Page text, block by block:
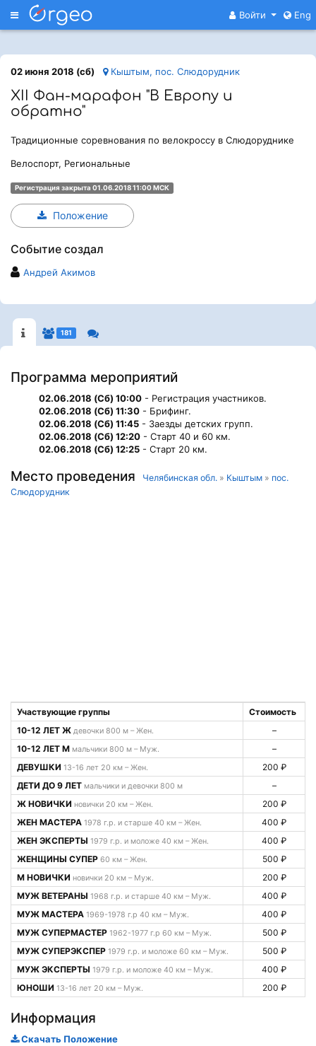
Меню Войти Eng
02 июня 2018 (сб) Кыштым, пос. Слюдорудник
XII Фан-марафон "В Европу и
обратно"
Традиционные соревнования по велокроссу в Слюдоруднике
Велоспорт, Региональные
Регистрация закрыта 01.06.2018 11:00 МСК
Положение
Событие создал
Андрей Акимов
181
Программа мероприятий
02.06.2018 (Сб) 10:00 - Регистрация участников.
02.06.2018 (Сб) 11:30 - Брифинг.
02.06.2018 (Сб) 11:45 - Заезды детских групп.
02.06.2018 (Сб) 12:20 - Старт 40 и 60 км.
02.06.2018 (Сб) 12:25 - Старт 20 км.
Место проведения Челябинская обл. » Кыштым » пос.
Слюдорудник
Участвующие группы
Стоимость
10-12 ЛЕТ Ж девочки 800 м – Жен.
–
10-12 ЛЕТ М мальчики 800 м – Муж.
–
ДЕВУШКИ 13-16 лет 20 км – Жен.
200 ₽
ДЕТИ ДО 9 ЛЕТ мальчики и девочки 800 м
–
Ж НОВИЧКИ новички 20 км – Жен.
200 ₽
ЖЕН МАСТЕРА 1978 г.р. и старше 40 км – Жен.
400 ₽
ЖЕН ЭКСПЕРТЫ 1979 г.р. и моложе 40 км – Жен.
400 ₽
ЖЕНЩИНЫ СУПЕР 60 км – Жен.
500 ₽
М НОВИЧКИ новички 20 км – Муж.
200 ₽
МУЖ ВЕТЕРАНЫ 1968 г.р. и старше 40 км – Муж.
400 ₽
МУЖ МАСТЕРА 1969-1978 г.р 40 км – Муж.
400 ₽
МУЖ СУПЕРМАСТЕР 1962-1977 г.р 60 км – Муж.
500 ₽
МУЖ СУПЕРЭКСПЕР 1979 г.р. и моложе 60 км – Муж.
500 ₽
МУЖ ЭКСПЕРТЫ 1979 г.р. и моложе 40 км – Муж.
400 ₽
ЮНОШИ 13-16 лет 20 км – Муж. 200 ₽
Информация
Скачать Положение